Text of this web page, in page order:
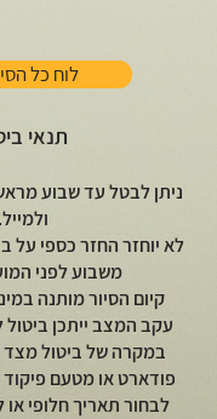
לוח כל
תנאי
ניתן לבטל עד שבוע
ולמייל.
לא יוחזר החזר כספי על
משבוע לפני
קיום הסיור מותנה
עקב המצב ייתכן ביטול
במקרה של ביטול
פודארט או מטעם
לבחור תאריך חלופי